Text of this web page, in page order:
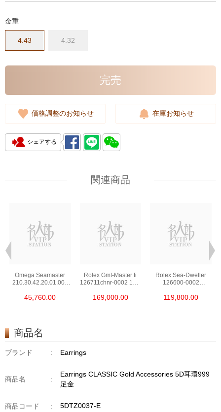
金重
4.43 4.32
完売
価格調整のお知らせ 在庫お知らせ
シェアする
関連商品
Omega Seamaster
210.30.42.20.01.002
Edition
45,760.00
Rolex Gmt-Master Ii
126711chnr-0002 18kt
169,000.00
Rolex Sea-Dweller
126600-0002
119,800.00
商品名
ブランド : Earrings
商品名 :
Earrings CLASSIC Gold Accessories 5D耳環999
足金
商品コード : 5DTZ0037-E